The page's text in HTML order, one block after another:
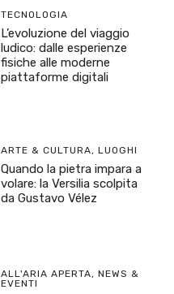
TECNOLOGIA
L’evoluzione del viaggio
ludico: dalle esperienze
fisiche alle moderne
piattaforme digitali
ARTE & CULTURA, LUOGHI
Quando la pietra impara a
volare: la Versilia scolpita
da Gustavo Vélez
ALL'ARIA APERTA, NEWS &
EVENTI